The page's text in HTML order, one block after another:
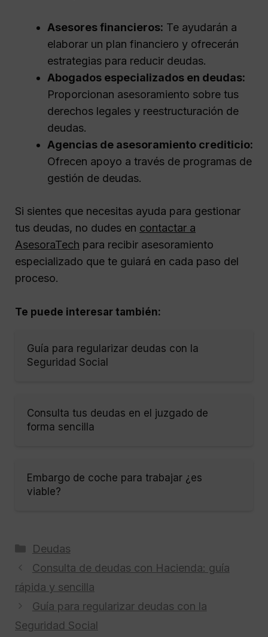
Asesores financieros: Te ayudarán a
elaborar un plan financiero y ofrecerán
estrategias para reducir deudas.
Abogados especializados en deudas:
Proporcionan asesoramiento sobre tus
derechos legales y reestructuración de
deudas.
Agencias de asesoramiento crediticio:
Ofrecen apoyo a través de programas de
gestión de deudas.
Si sientes que necesitas ayuda para gestionar
tus deudas, no dudes en contactar a
AsesoraTech para recibir asesoramiento
especializado que te guiará en cada paso del
proceso.
Te puede interesar también:
Guía para regularizar deudas con la
Seguridad Social
Consulta tus deudas en el juzgado de
forma sencilla
Embargo de coche para trabajar ¿es
viable?
Categorías
Deudas
Consulta de deudas con Hacienda: guía
rápida y sencilla
Guía para regularizar deudas con la
Seguridad Social